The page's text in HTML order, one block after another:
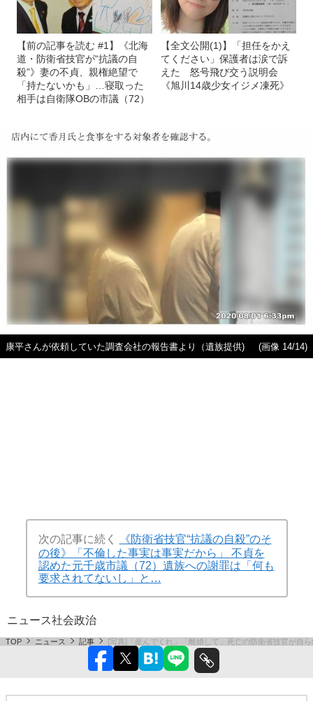
【前の記事を読む #1】《北海
道・防衛省技官が“抗議の自
殺”》妻の不貞、親権絶望で
「持たないかも」…寝取った
相手は自衛隊OBの市議（72）
【全文公開(1)】「担任をかえ
てください」保護者は涙で訴
えた 怒号飛び交う説明会
《旭川14歳少女イジメ凍死》
康平さんが依頼していた調査会社の報告書より（遺族提供) (画像 14/14)
次の記事に続く
《防衛省技官“抗議の自殺”のそ
の後》「不倫した事実は事実だから」 不貞を
認めた元千歳市議（72）遺族への謝罪は「何も
要求されてないし」と…
ニュース社会政治
TOP ニュース 記事 [写真]「産んでくれ」「離婚して」死亡の防衛省技官が自